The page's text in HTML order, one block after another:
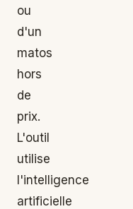
ou
d'un
matos
hors
de
prix.
L'outil
utilise
l'intelligence
artificielle